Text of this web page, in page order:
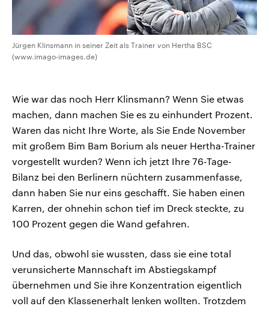
Jürgen Klinsmann in seiner Zeit als Trainer von Hertha BSC
(www.imago-images.de)
Wie war das noch Herr Klinsmann? Wenn Sie etwas
machen, dann machen Sie es zu einhundert Prozent.
Waren das nicht Ihre Worte, als Sie Ende November
mit großem Bim Bam Borium als neuer Hertha-Trainer
vorgestellt wurden? Wenn ich jetzt Ihre 76-Tage-
Bilanz bei den Berlinern nüchtern zusammenfasse,
dann haben Sie nur eins geschafft. Sie haben einen
Karren, der ohnehin schon tief im Dreck steckte, zu
100 Prozent gegen die Wand gefahren.
Und das, obwohl sie wussten, dass sie eine total
verunsicherte Mannschaft im Abstiegskampf
übernehmen und Sie ihre Konzentration eigentlich
voll auf den Klassenerhalt lenken wollten. Trotzdem